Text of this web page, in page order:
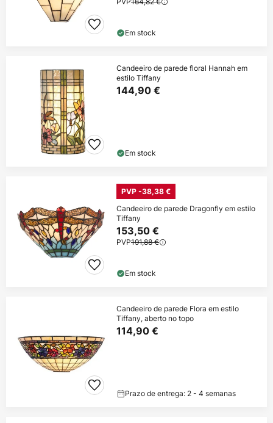
Em stock
Candeeiro de parede floral Hannah em
estilo Tiffany
144,90 €
Em stock
PVP -38,38 €
Candeeiro de parede Dragonfly em estilo
Tiffany
153,50 €
PVP191,88 €
Em stock
Candeeiro de parede Flora em estilo
Tiffany, aberto no topo
114,90 €
Prazo de entrega: 2 - 4 semanas